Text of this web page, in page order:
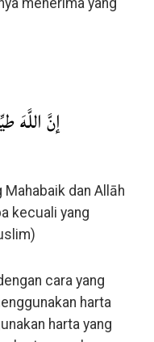
menerima yang
إنَّ اللَّهَ
Mahabaik dan Allāh
kecuali yang
cara yang
harta
harta yang